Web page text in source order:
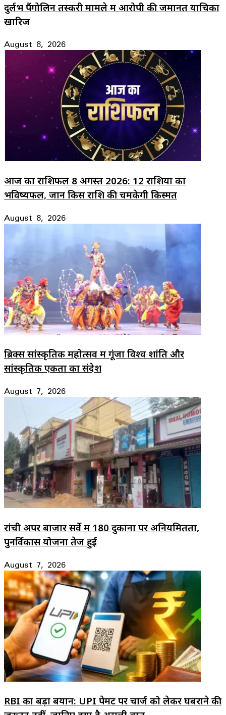
दुर्लभ पैंगोलिन तस्करी मामले में आरोपी की जमानत याचिका
खारिज
August 8, 2026
आज का राशिफल 8 अगस्त 2026: 12 राशियों का
भविष्यफल, जानें किस राशि की चमकेगी किस्मत
August 8, 2026
ब्रिक्स सांस्कृतिक महोत्सव में गूंजा विश्व शांति और
सांस्कृतिक एकता का संदेश
August 7, 2026
रांची अपर बाजार सर्वे में 180 दुकानों पर अनियमितता,
पुनर्विकास योजना तेज हुई
August 7, 2026
RBI का बड़ा बयान: UPI पेमेंट पर चार्ज को लेकर घबराने की